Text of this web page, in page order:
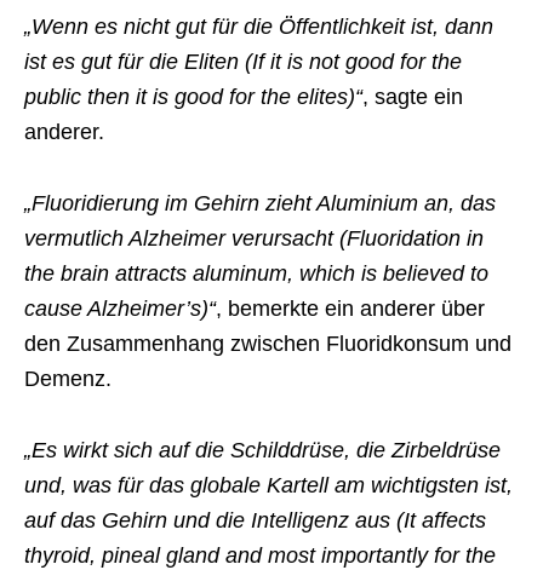
„Wenn es nicht gut für die Öffentlichkeit ist, dann
ist es gut für die Eliten (If it is not good for the
public then it is good for the elites)“, sagte ein
anderer.
„Fluoridierung im Gehirn zieht Aluminium an, das
vermutlich Alzheimer verursacht (Fluoridation in
the brain attracts aluminum, which is believed to
cause Alzheimer’s)“, bemerkte ein anderer über
den Zusammenhang zwischen Fluoridkonsum und
Demenz.
„Es wirkt sich auf die Schilddrüse, die Zirbeldrüse
und, was für das globale Kartell am wichtigsten ist,
auf das Gehirn und die Intelligenz aus (It affects
thyroid, pineal gland and most importantly for the